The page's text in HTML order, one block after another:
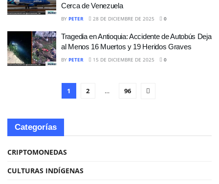
Cerca de Venezuela
BY PETER 28 DE DICIEMBRE DE 2025 0
Tragedia en Antioquia: Accidente de Autobús Deja
al Menos 16 Muertos y 19 Heridos Graves
BY PETER 15 DE DICIEMBRE DE 2025 0
1 2 … 96
Categorías
CRIPTOMONEDAS
CULTURAS INDÍGENAS